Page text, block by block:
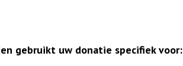
gebruikt uw donatie specifiek voor: